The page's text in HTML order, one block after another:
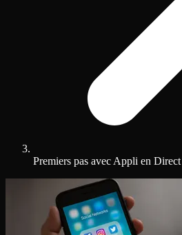
Premiers pas avec Appli en